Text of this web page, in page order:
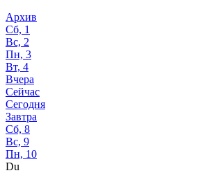
Архив
Сб, 1
Вс, 2
Пн, 3
Вт, 4
Вчера
Сейчас
Сегодня
Завтра
Сб, 8
Вс, 9
Пн, 10
Du